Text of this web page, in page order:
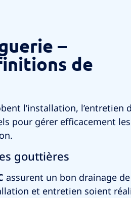
–
de
l’installation, l’entretien
pour gérer efficacement
gouttières
assurent un bon drainage de
et entretien soient